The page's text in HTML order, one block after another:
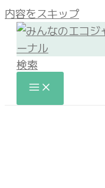
内容をスキップ
検索